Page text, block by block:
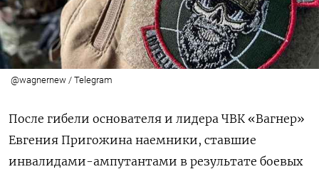
@wagnernew / Telegram
После гибели основателя и лидера ЧВК «Вагнер»
Евгения Пригожина наемники, ставшие
инвалидами-ампутантами в результате боевых